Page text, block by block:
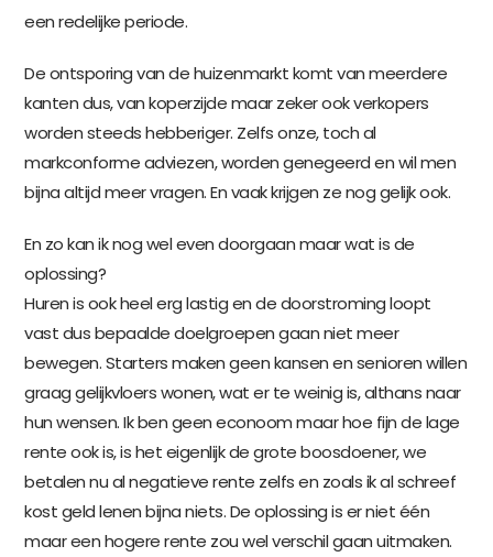
een redelijke periode.
De ontsporing van de huizenmarkt komt van meerdere
kanten dus, van koperzijde maar zeker ook verkopers
worden steeds hebberiger. Zelfs onze, toch al
markconforme adviezen, worden genegeerd en wil men
bijna altijd meer vragen. En vaak krijgen ze nog gelijk ook.
En zo kan ik nog wel even doorgaan maar wat is de
oplossing?
Huren is ook heel erg lastig en de doorstroming loopt
vast dus bepaalde doelgroepen gaan niet meer
bewegen. Starters maken geen kansen en senioren willen
graag gelijkvloers wonen, wat er te weinig is, althans naar
hun wensen. Ik ben geen econoom maar hoe fijn de lage
rente ook is, is het eigenlijk de grote boosdoener, we
betalen nu al negatieve rente zelfs en zoals ik al schreef
kost geld lenen bijna niets. De oplossing is er niet één
maar een hogere rente zou wel verschil gaan uitmaken.